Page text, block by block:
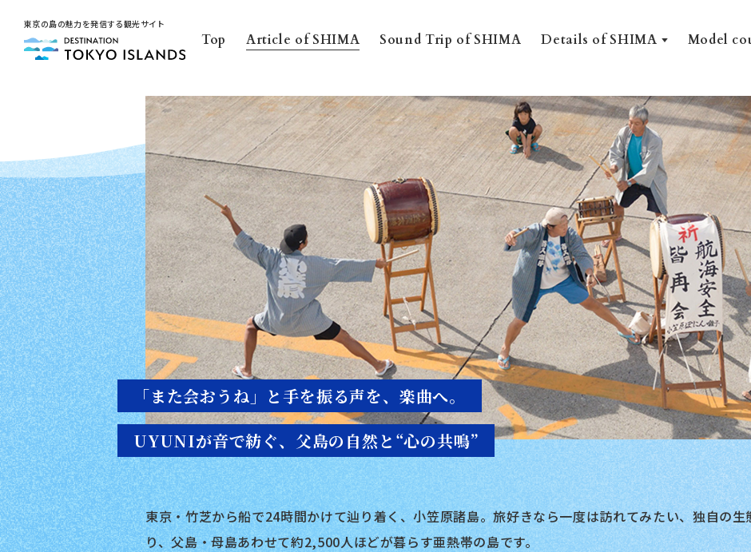
東京の島の魅力を発信する観光サイト
Top Article of SHIMA Sound Trip of SHIMA Details of SHIMA Model
「また会おうね」と手を振る声を、楽曲へ。
UYUNIが音で紡ぐ、父島の自然と“心の共鳴”
東京・竹芝から船で24時間かけて辿り着く、小笠原諸島。旅好きなら一度は訪れてみたい、独自の
り、父島・母島あわせて約2,500人ほどが暮らす亜熱帯の島です。